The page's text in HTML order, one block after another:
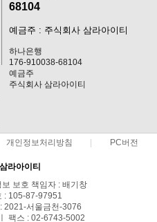
68104
예금주 : 주식회사 삼라아이티
하나은행
176-910038-68104
예금주
주식회사 삼라아이티
개인정보처리방침 PC버전
라아이티
보호 책임자 : 배기창
: 105-87-97951
2021-서울금천-3076
팩스 : 02-6743-5002